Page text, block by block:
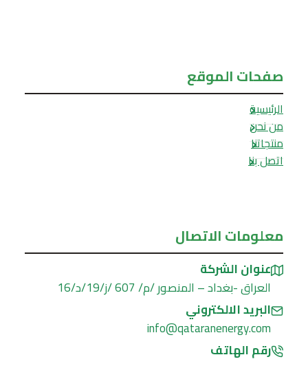
صفحات الموقع
الرئيسية
من نحن
منتجاتنا
اتصل بنا
معلومات الاتصال
عنوان الشركة
العراق -بغداد – المنصور /م/ 607 /ز/19/د/16
البريد الالكتروني
info@qataranenergy.com
رقم الهاتف